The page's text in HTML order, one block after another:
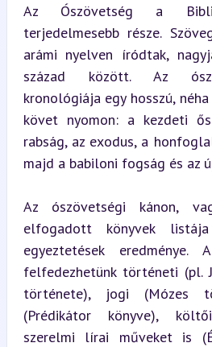
Az Ószövetség a
terjedelmesebb része.
arámi nyelven íródtak,
század között. Az
kronológiája egy hosszú,
követ nyomon: a kezdeti
rabság, az exodus, a
majd a babiloni fogság és az
Az ószövetségi kánon,
elfogadott könyvek
egyeztetések eredménye.
felfedezhetünk történeti (pl.
története), jogi (Mózes
(Prédikátor könyve),
szerelmi lírai műveket is